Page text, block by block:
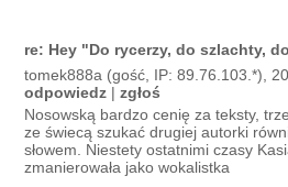
re: Hey "Do rycerzy, do szlachty,
tomek888a (gość, IP: 89.76.103.*),
odpowiedz |zgłoś
Nosowską bardzo cenię za teksty,
ze świecą szukać drugiej autorki
słowem. Niestety ostatnimi czasy
zmanierowała jako wokalistka